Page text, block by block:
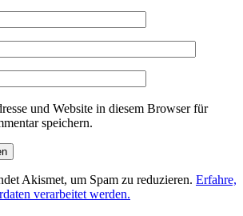
und Website in diesem Browser für
speichern.
Akismet, um Spam zu reduzieren. Erfahre,
verarbeitet werden.